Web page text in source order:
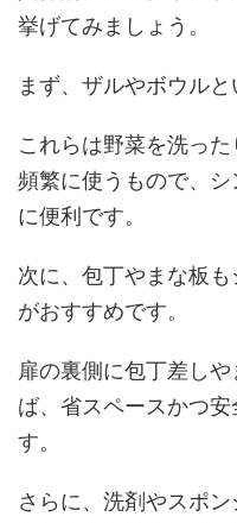
挙げてみましょう。
まず、ザルやボウルと
これらは野菜を洗っ
頻繁に使うもので、
に便利です。
次に、包丁やまな板
がおすすめです。
扉の裏側に包丁差し
ば、省スペースかつ
す。
さらに、洗剤やスポ